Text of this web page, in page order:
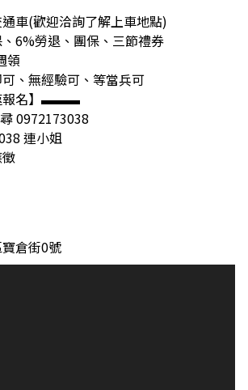
車(歡迎洽詢了解上車地點)
6%勞退、團保、三節禮券
領
、無經驗可、等當兵可
名】▬▬▬
0972173038
連小姐
倉街0號